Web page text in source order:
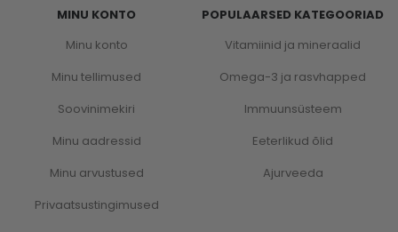
MINU KONTO
Minu konto
Minu tellimused
Soovinimekiri
Minu aadressid
Minu arvustused
Privaatsustingimused
POPULAARSED KATEGOORIAD
Vitamiinid ja mineraalid
Omega-3 ja rasvhapped
Immuunsüsteem
Eeterlikud õlid
Ajurveeda